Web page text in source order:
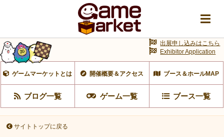
ゲームマーケットとは 開催概要＆アクセス ブース＆ホールMAP
ブログ一覧 ゲーム一覧 ブース一覧
出展申し込みはこちら
Exhibitor Application
サイトトップに戻る